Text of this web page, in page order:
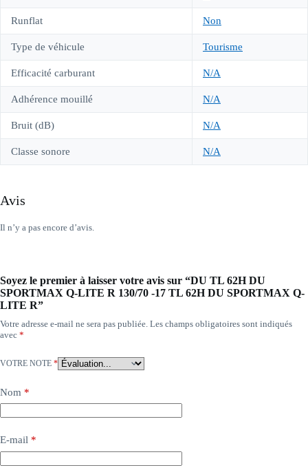
Runflat Non
Type de véhicule Tourisme
Efficacité carburant N/A
Adhérence mouillé N/A
Bruit (dB) N/A
Classe sonore N/A
Avis
Il n’y a pas encore d’avis.
Soyez le premier à laisser votre avis sur “DU TL 62H DU
SPORTMAX Q-LITE R 130/70 -17 TL 62H DU SPORTMAX Q-
LITE R”
Votre adresse e-mail ne sera pas publiée. Les champs obligatoires sont indiqués
avec *
VOTRE NOTE *
Nom *
E-mail *